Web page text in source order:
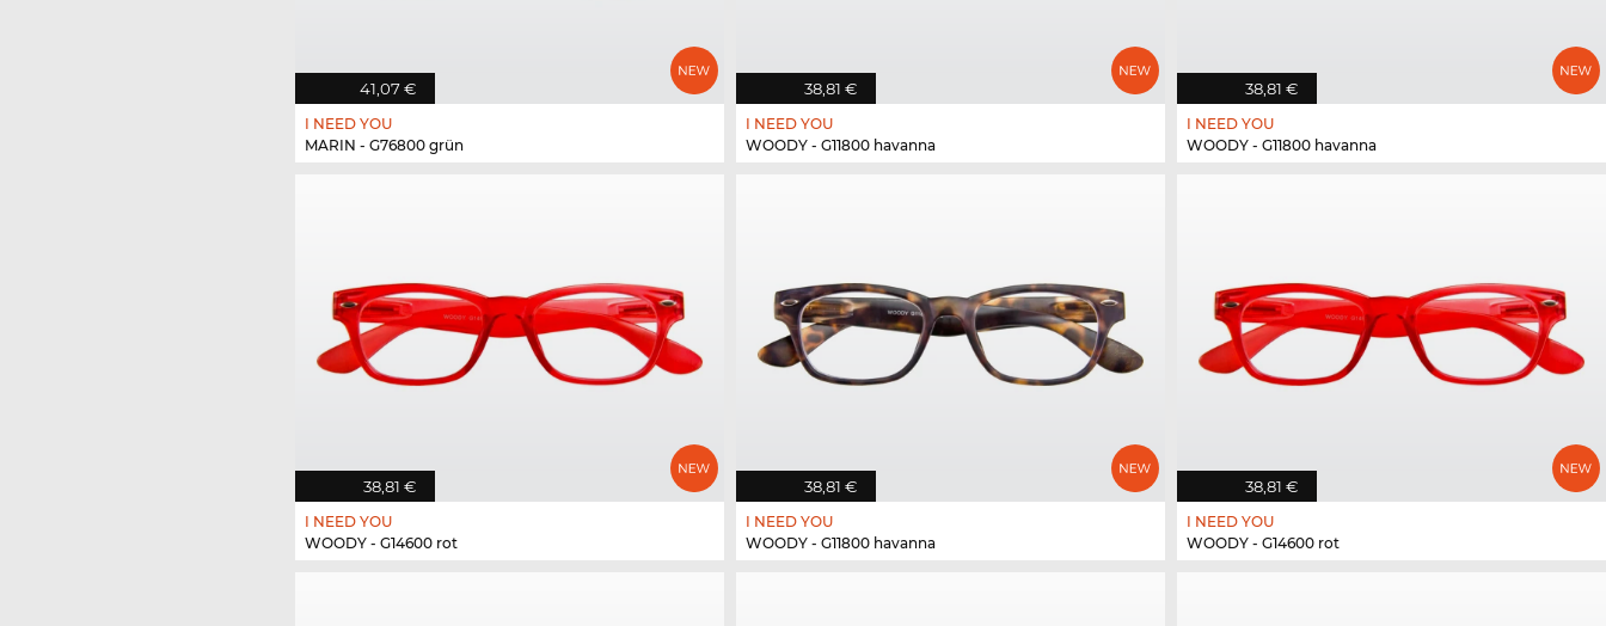
41,07 €
I NEED YOU
MARIN - G76800 grün
38,81 €
I NEED YOU
WOODY - G11800 havanna
38,81 €
I NEED YOU
WOODY - G11800 havanna
38,81 €
I NEED YOU
WOODY - G14600 rot
38,81 €
I NEED YOU
WOODY - G11800 havanna
38,81 €
I NEED YOU
WOODY - G14600 rot